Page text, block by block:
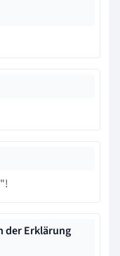
"!
der Erklärung